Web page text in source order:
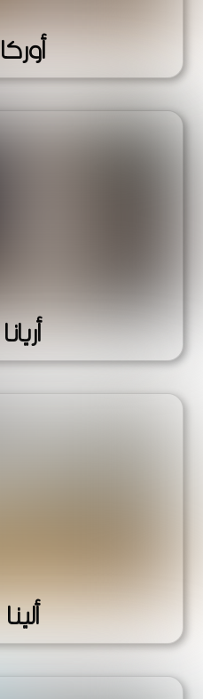
أوركا
أريانا
ألينا